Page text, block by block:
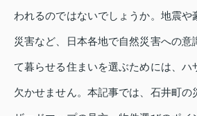
われるのではないでしょうか。地震や
災害など、日本各地で自然災害への意
て暮らせる住まいを選ぶためには、ハ
欠かせません。本記事では、石井町の